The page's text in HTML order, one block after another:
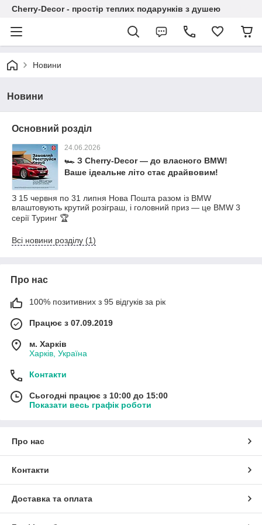
Cherry-Decor - простір теплих подарунків з душею
Новини
Новини
Основний розділ
24.06.2026
🏎️ З Cherry-Decor — до власного BMW!
Ваше ідеальне літо стає драйвовим!
З 15 червня по 31 липня Нова Пошта разом із BMW
влаштовують крутий розіграш, і головний приз — це BMW 3
серії Туринг 🏆
Всі новини розділу (1)
Про нас
100% позитивних з 95 відгуків за рік
Працює з 07.09.2019
м. Харків
Харків, Україна
Контакти
Сьогодні працює з 10:00 до 15:00
Показати весь графік роботи
Про нас
Контакти
Доставка та оплата